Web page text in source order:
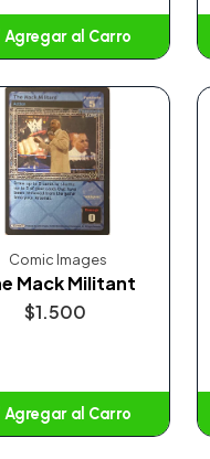
Agregar al Carro
Comic Images
Mack Militant
$1.500
Agregar al Carro